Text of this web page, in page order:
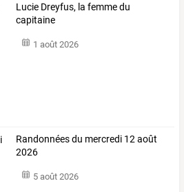
Lucie Dreyfus, la femme du
capitaine
1 août 2026
Randonnées du mercredi 12 août
2026
5 août 2026